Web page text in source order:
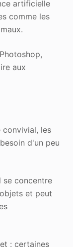
artificielle
comme les
aux
convivial, les
d'un peu
se concentre
et peut
: certaines